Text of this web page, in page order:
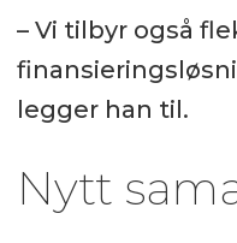
– Vi tilbyr også
legger han til.
Nytt